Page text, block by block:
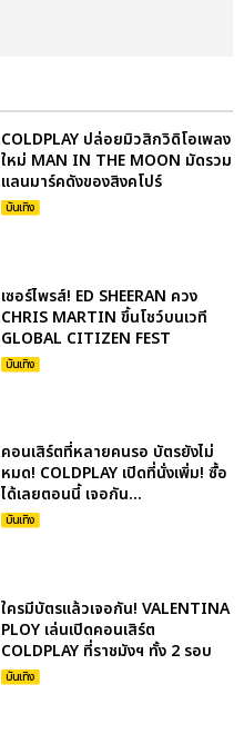
COLDPLAY ปล่อยมิวสิกวิดิโอเพลง
ใหม่ MAN IN THE MOON มัดรวม
แลนมาร์คดังของสิงคโปร์
บันเทิง
เซอร์ไพรส์! ED SHEERAN ควง
CHRIS MARTIN ขึ้นโชว์บนเวที
GLOBAL CITIZEN FEST
บันเทิง
คอนเสิร์ตที่หลายคนรอ บัตรยังไม่
หมด! COLDPLAY เปิดที่นั่งเพิ่ม! ซื้อ
ได้เลยตอนนี้ เจอกัน...
บันเทิง
ใครมีบัตรแล้วเจอกัน! VALENTINA
PLOY เล่นเปิดคอนเสิร์ต
COLDPLAY ที่ราชมังฯ ทั้ง 2 รอบ
บันเทิง